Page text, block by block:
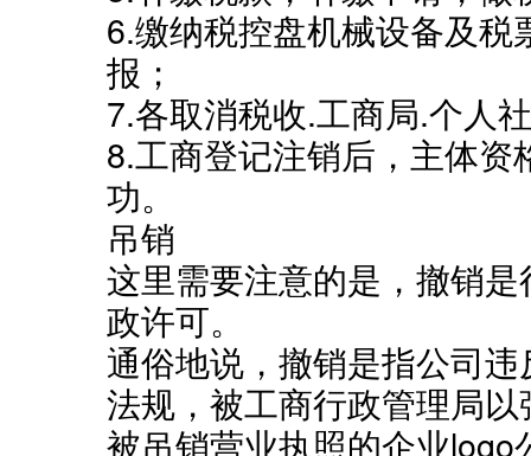
6.缴纳税控盘机械设备及
报；
7.各取消税收.工商局.个人
8.工商登记注销后，主体
功。
吊销
这里需要注意的是，撤销
政许可。
通俗地说，撤销是指公司
法规，被工商行政管理局
被吊销营业执照的企业